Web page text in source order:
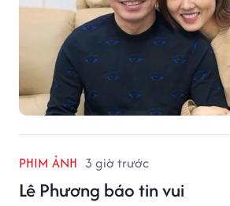
PHIM ẢNH 3 giờ trước
Lê Phương báo tin vui